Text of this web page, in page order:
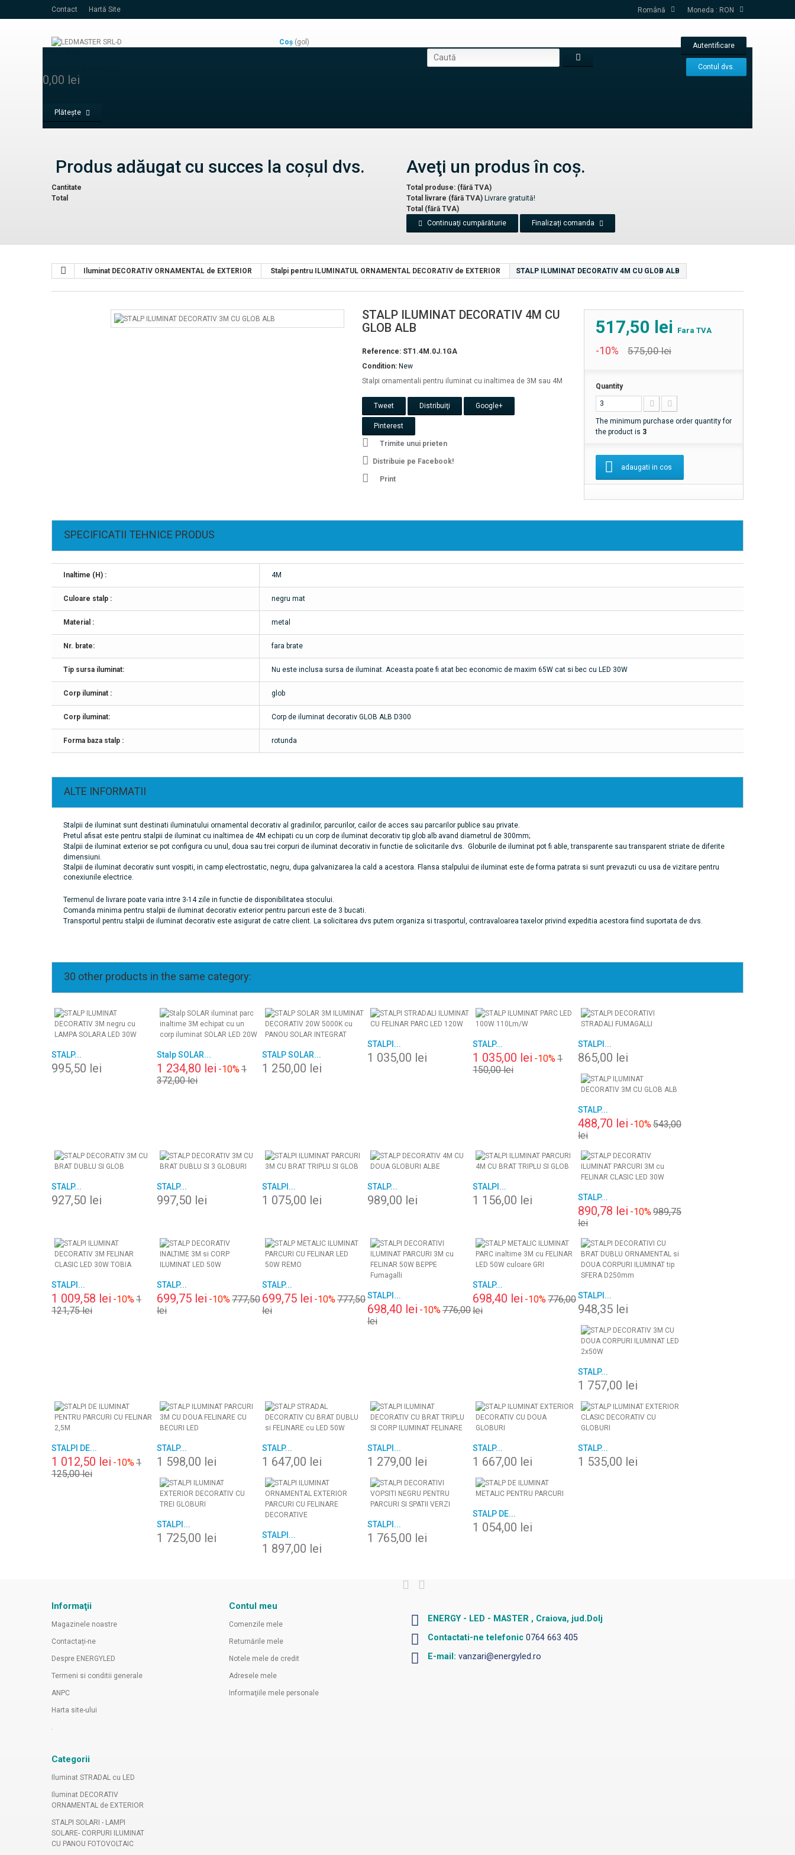
Moneda : RON
Română
Contact Hartă Site
Autentificare
Contul dvs.
Coş (gol)
0,00 lei
Plăteşte
Produs adăugat cu succes la coşul dvs.
Cantitate
Total
Aveţi un produs în coş.
Total produse: (fără TVA)
Total livrare (fără TVA) Livrare gratuită!
Total (fără TVA)
Continuaţi cumpărăturie
Finalizați comanda
Iluminat DECORATIV ORNAMENTAL de EXTERIOR Stalpi pentru ILUMINATUL ORNAMENTAL DECORATIV de EXTERIOR STALP ILUMINAT DECORATIV 4M CU GLOB ALB
STALP ILUMINAT DECORATIV 4M CU
GLOB ALB
Reference: ST1.4M.0J.1GA
Condition: New
Stalpi ornamentali pentru iluminat cu inaltimea de 3M sau 4M
Tweet Distribuiţi Google+
Pinterest
Trimite unui prieten
Distribuie pe Facebook!
Print
517,50 lei Fara TVA
-10% 575,00 lei
Quantity
The minimum purchase order quantity for
the product is 3
adaugati in cos
SPECIFICATII TEHNICE PRODUS
Inaltime (H) : 4M
Culoare stalp : negru mat
Material : metal
Nr. brate: fara brate
Tip sursa iluminat: Nu este inclusa sursa de iluminat. Aceasta poate fi atat bec economic de maxim 65W cat si bec cu LED 30W
Corp iluminat : glob
Corp iluminat: Corp de iluminat decorativ GLOB ALB D300
Forma baza stalp : rotunda
ALTE INFORMATII
Stalpii de iluminat sunt destinati iluminatului ornamental decorativ al gradinilor, parcurilor, cailor de acces sau parcarilor publice sau private.
Pretul afisat este pentru stalpii de iluminat cu inaltimea de 4M echipati cu un corp de iluminat decorativ tip glob alb avand diametrul de 300mm;
Stalpii de iluminat exterior se pot configura cu unul, doua sau trei corpuri de iluminat decorativ in functie de solicitarile dvs. Globurile de iluminat pot fi able, transparente sau transparent striate de diferite
dimensiuni.
Stalpii de iluminat decorativ sunt vospiti, in camp electrostatic, negru, dupa galvanizarea la cald a acestora. Flansa stalpului de iluminat este de forma patrata si sunt prevazuti cu usa de vizitare pentru
conexiunile electrice.
Termenul de livrare poate varia intre 3-14 zile in functie de disponibilitatea stocului.
Comanda minima pentru stalpii de iluminat decorativ exterior pentru parcuri este de 3 bucati.
Transportul pentru stalpii de iluminat decorativ este asigurat de catre client. La solicitarea dvs putem organiza si trasportul, contravaloarea taxelor privind expeditia acestora fiind suportata de dvs.
30 other products in the same category:
STALP...
995,50 lei
Stalp SOLAR...
1 234,80 lei -10%1
372,00 lei
STALP SOLAR...
1 250,00 lei
STALPI...
1 035,00 lei
STALP...
1 035,00 lei -10%1
150,00 lei
STALPI...
865,00 lei
STALP...
488,70 lei -10%543,00
lei
STALP...
927,50 lei
STALP...
997,50 lei
STALPI...
1 075,00 lei
STALP...
989,00 lei
STALPI...
1 156,00 lei STALP...
890,78 lei -10%989,75
lei
STALPI...
1 009,58 lei -10%1
121,75 lei
STALP...
699,75 lei -10%777,50
lei
STALP...
699,75 lei -10%777,50
lei
STALPI...
698,40 lei -10%776,00
lei
STALP...
698,40 lei -10%776,00
lei
STALPI...
948,35 lei
STALP...
1 757,00 lei
STALPI DE...
1 012,50 lei -10%1
125,00 lei
STALP...
1 598,00 lei
STALP...
1 647,00 lei
STALPI...
1 279,00 lei
STALP...
1 667,00 lei
STALP...
1 535,00 lei
STALPI...
1 725,00 lei STALPI...
1 897,00 lei
STALPI...
1 765,00 lei
STALP DE...
1 054,00 lei
Informaţii
Magazinele noastre
Contactați-ne
Despre ENERGYLED
Termeni si conditii generale
ANPC
Harta site-ului
.
Contul meu
Comenzile mele
Returnările mele
Notele mele de credit
Adresele mele
Informaţiile mele personale
ENERGY - LED - MASTER , Craiova, jud.Dolj
Contactati-ne telefonic 0764 663 405
E-mail: vanzari@energyled.ro
Categorii
Iluminat STRADAL cu LED
Iluminat DECORATIV
ORNAMENTAL de EXTERIOR
STALPI SOLARI - LAMPI
SOLARE- CORPURI ILUMINAT
CU PANOU FOTOVOLTAIC